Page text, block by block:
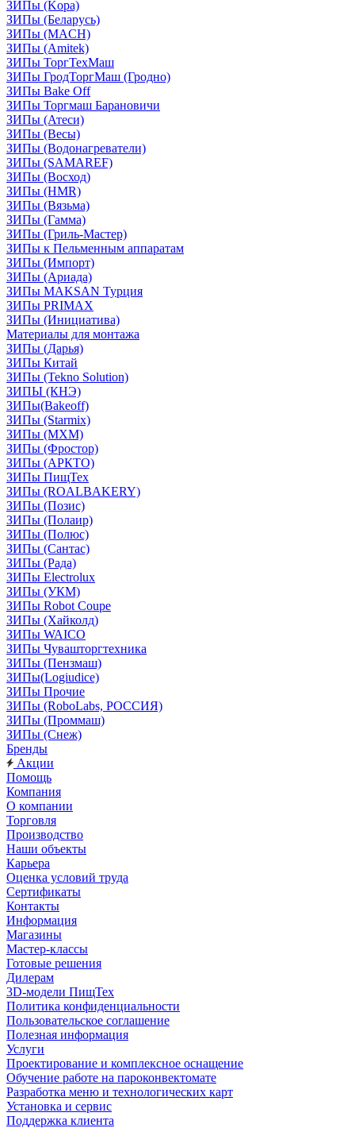
ЗИПы (Kopa)
ЗИПы (Беларусь)
ЗИПы (MACH)
ЗИПы (Amitek)
ЗИПы ТоргТехМаш
ЗИПы ГродТоргМаш (Гродно)
ЗИПы Bake Off
ЗИПы Торгмаш Барановичи
ЗИПы (Атеси)
ЗИПы (Весы)
ЗИПы (Водонагреватели)
ЗИПы (SAMAREF)
ЗИПы (Восход)
ЗИПы (HMR)
ЗИПы (Вязьма)
ЗИПы (Гамма)
ЗИПы (Гриль-Мастер)
ЗИПы к Пельменным аппаратам
ЗИПы (Импорт)
ЗИПы (Ариада)
ЗИПы MAKSAN Турция
ЗИПы PRIMAX
ЗИПы (Инициатива)
Материалы для монтажа
ЗИПы (Дарья)
ЗИПы Китай
ЗИПы (Tekno Solution)
ЗИПЫ (КНЭ)
ЗИПы(Bakeoff)
ЗИПы (Starmix)
ЗИПы (МХМ)
ЗИПы (Фростор)
ЗИПы (АРКТО)
ЗИПы ПищТех
ЗИПы (ROALBAKERY)
ЗИПы (Позис)
ЗИПы (Полаир)
ЗИПы (Полюс)
ЗИПы (Сантас)
ЗИПы (Рада)
ЗИПы Electrolux
ЗИПы (УКМ)
ЗИПы Robot Coupe
ЗИПы (Хайколд)
ЗИПы WAICO
ЗИПы Чувашторгтехника
ЗИПы (Пензмаш)
ЗИПы(Logiudice)
ЗИПы Прочие
ЗИПы (RoboLabs, РОССИЯ)
ЗИПы (Проммаш)
ЗИПы (Снеж)
Бренды
Акции
Помощь
Компания
О компании
Торговля
Производство
Наши объекты
Карьера
Оценка условий труда
Сертификаты
Контакты
Информация
Магазины
Мастер-классы
Готовые решения
Дилерам
3D-модели ПищТех
Политика конфиденциальности
Пользовательское соглашение
Полезная информация
Услуги
Проектирование и комплексное оснащение
Обучение работе на пароконвектомате
Разработка меню и технологических карт
Установка и сервис
Поддержка клиента